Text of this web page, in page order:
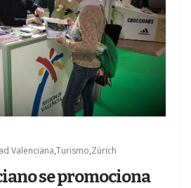
Valenciana,Turismo,Zúrich
se promociona